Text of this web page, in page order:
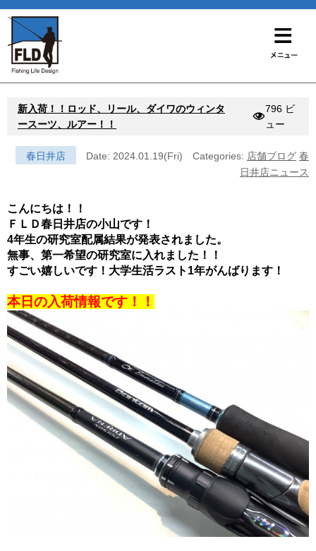
新入荷！！ロッド、リール、ダイワのウィンタ
ースーツ、ルアー！！
796 ビ
ュー
春日井店 Date: 2024.01.19(Fri) Categories: 店舗ブログ 春
日井店ニュース
こんにちは！！
ＦＬＤ春日井店の小山です！
4年生の研究室配属結果が発表されました。
無事、第一希望の研究室に入れました！！
すごい嬉しいです！大学生活ラスト1年がんばります！
本日の入荷情報です！！